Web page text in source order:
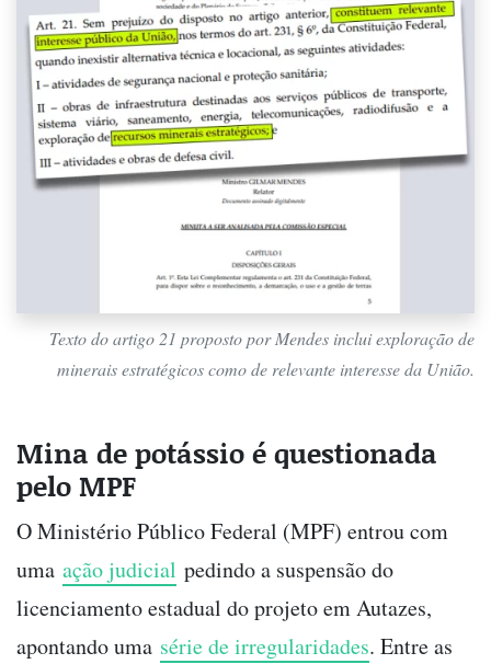
Texto do artigo 21 proposto por Mendes inclui exploração de
minerais estratégicos como de relevante interesse da União.
Mina de potássio é questionada
pelo MPF
O Ministério Público Federal (MPF) entrou com
uma ação judicial pedindo a suspensão do
licenciamento estadual do projeto em Autazes,
apontando uma série de irregularidades. Entre as